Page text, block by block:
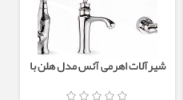
شیرآلات اهرمی آئس مدل هلن با